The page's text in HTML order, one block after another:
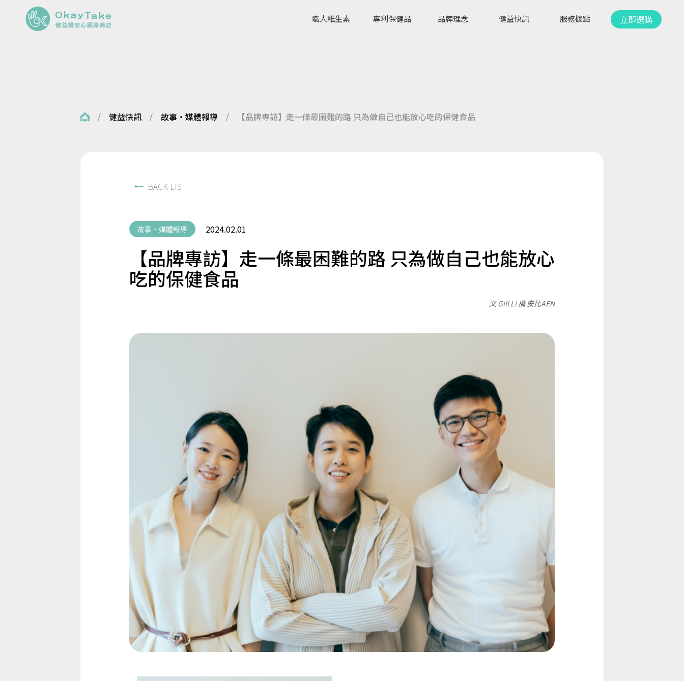
職人維生素 專利保健品 品牌理念 健益快訊 服務據點 立即選購
/ 健益快訊 / 故事・媒體報導 / 【品牌專訪】走一條最困難的路 只為做自己也能放心吃的保健食品
BACK LIST
故事・媒體報導 2024.02.01
【品牌專訪】走一條最困難的路 只為做自己也能放心
吃的保健食品
文 Gill Li 攝 安比AEN